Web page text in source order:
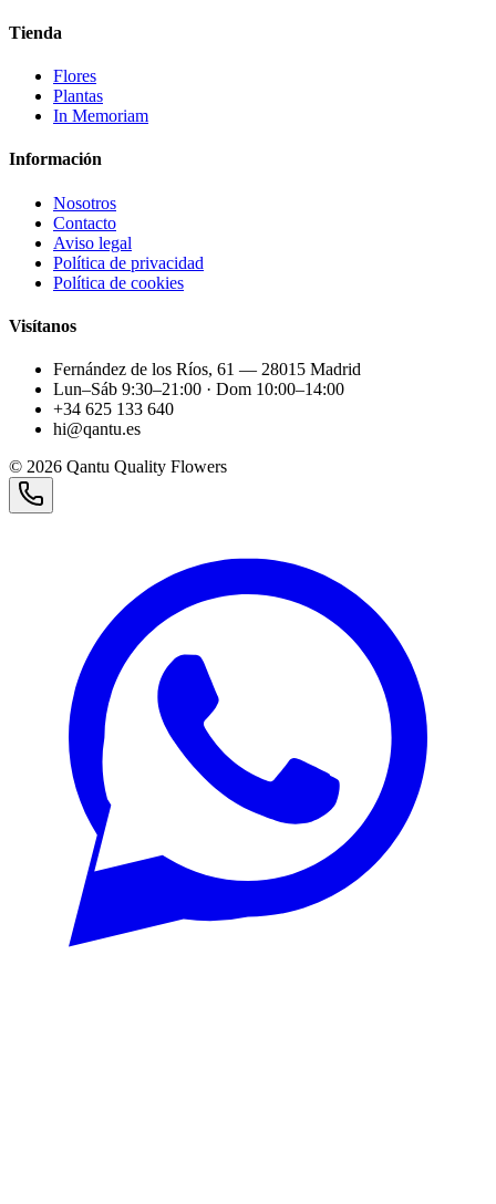
Tienda
Flores
Plantas
In Memoriam
Información
Nosotros
Contacto
Aviso legal
Política de privacidad
Política de cookies
Visítanos
Fernández de los Ríos, 61 — 28015 Madrid
Lun–Sáb 9:30–21:00 · Dom 10:00–14:00
+34 625 133 640
hi@qantu.es
© 2026 Qantu Quality Flowers